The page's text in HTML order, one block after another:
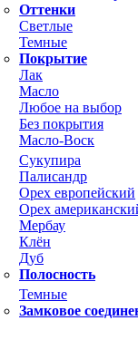
Оттенки
Светлые
Темные
Покрытие
Лак
Масло
Любое на выбор
Без покрытия
Масло-Воск
Сукупира
Палисандр
Орех европейский
Орех
Мербау
Клён
Дуб
Полосность
Темные
Замковое